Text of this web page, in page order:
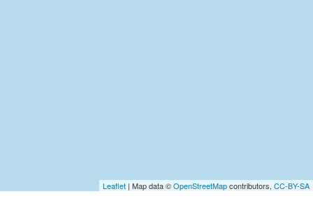
Leaflet | Map data ©OpenStreetMapcontributors, CC-BY-SA